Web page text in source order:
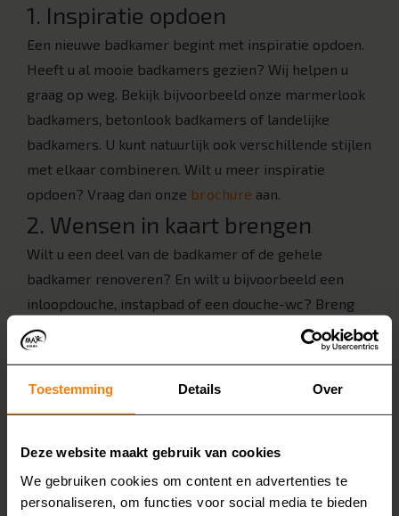
Toestemming Details Over
Deze website maakt gebruik van cookies
We gebruiken cookies om content en advertenties te
personaliseren, om functies voor social media te bieden
1. Inspiratie opdoen
Een nieuwe badkamer begint met inspiratie opdoen.
Heeft u al mooie badkamers gezien? Wij helpen u
graag op weg. Bekijk bijvoorbeeld onze marmerlook
badkamers, betonlook badkamers of landelijke
badkamers. U kunt natuurlijk ook verschillende stijlen
met elkaar combineren. Wilt u meer inspiratie
opdoen? Vraag dan onze brochure aan.
2. Wensen in kaart brengen
Wilt u een deel van de badkamer of de gehele
badkamer renoveren? En wilt u bijvoorbeeld een
inloopdouche, instapbad of een douche-wc? Breng
uw eigen wensen in kaart, zodat u over een paar
weken een badkamer hebt die volledig aan uw
3. Gratis thuisadvies en inmeten
gratis en vrijblijvend adviesgesprek aan
huisbij u in Twente. We meten dan ook uw badkamer